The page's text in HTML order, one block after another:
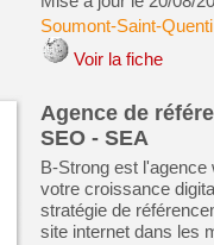
Soumont-Saint-
Voir la fiche
Agence de
SEO - SEA
B-Strong est
votre croissance
stratégie de
site internet dans les